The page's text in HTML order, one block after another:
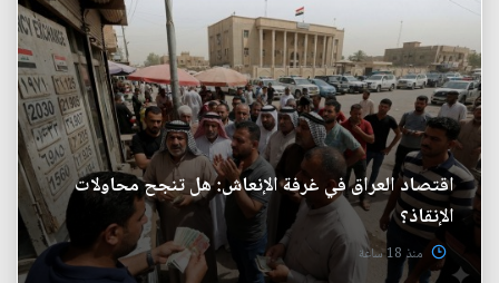
اقتصاد العراق في غرفة الإنعاش: هل تنجح محاولات
الإنقاذ؟
منذ 18 ساعة